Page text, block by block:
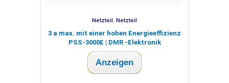
Netzteil. Netzteil
3 a max. mit einer hohen Energieeffizienz
PSS-3000E | DMR -Elektronik
Anzeigen